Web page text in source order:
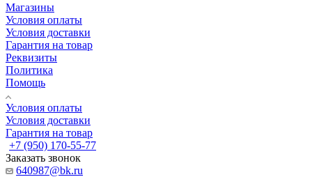
Магазины
Условия оплаты
Условия доставки
Гарантия на товар
Реквизиты
Политика
Помощь
Условия оплаты
Условия доставки
Гарантия на товар
+7 (950) 170-55-77
Заказать звонок
640987@bk.ru